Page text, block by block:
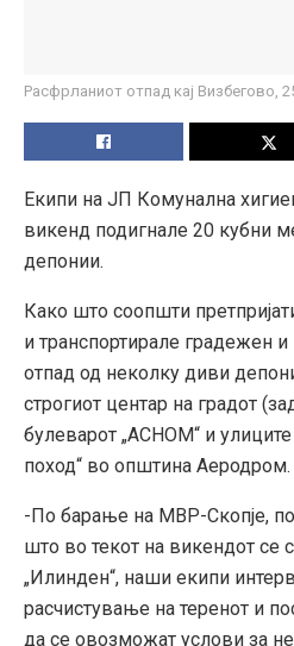
Расфрланиот отпад кај Визбегово,
Екипи на ЈП Комунална
викенд подигнале 20 кубни
депонии.
Како што соопшти
и транспортирале градежен
отпад од неколку диви
строгиот центар на градот
булеварот „АСНОМ“ и улиците
поход“ во општина Аеродром.
-По барање на МВР-Скопје, по
што во текот на викендот се
„Илинден“, наши екипи
расчистување на теренот и
да се овозможат услови за